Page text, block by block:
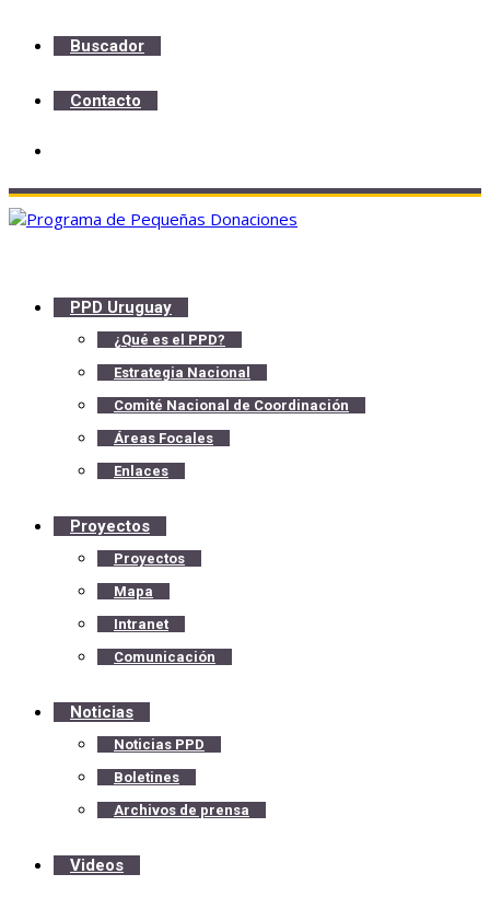
Buscador
Contacto
PPD Uruguay
¿Qué es el PPD?
Estrategia Nacional
Comité Nacional de Coordinación
Áreas Focales
Enlaces
Proyectos
Proyectos
Mapa
Intranet
Comunicación
Noticias
Noticias PPD
Boletines
Archivos de prensa
Videos